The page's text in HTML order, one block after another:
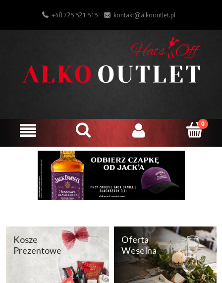
+48 725 521 515 kontakt@alkooutlet.pl
Kosze
Prezentowe
Oferta
Weselna